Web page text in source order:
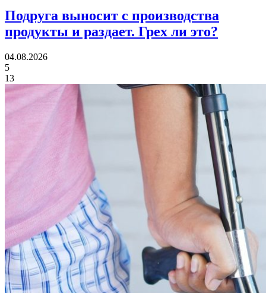
Подруга выносит с производства
продукты и раздает. Грех ли это?
04.08.2026
5
13